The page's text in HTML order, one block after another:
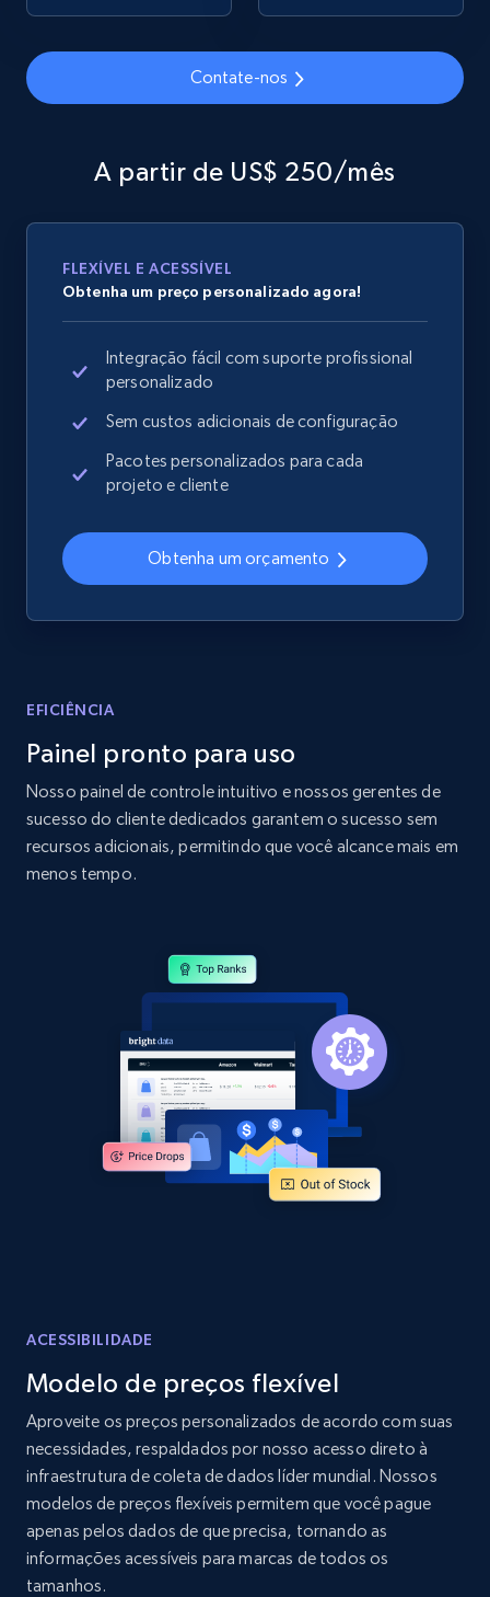
Google Shopping
more.
2.4K+ 202+ Comece agora
web using keywords
URL, Product id, Title, Product description,
Rating, Reviews count, Images, Variations, and
2.1K+ 355+ Comece agora
Home Depot US - Gather data on products
using specified keywords
Comece agora
Home Depot US - Discover products by
specified URL
URL, Domain, Country code, Model number,
Home Depot US - Discover products by
specified UPC
URL, Domain, Country code, Model number,
Sku, Product id, Product name, Manufacturer,
and more.
2.1K+
Contate-nos
A partir de US$ 250/mês
FLEXÍVEL E ACESSÍVEL
Obtenha um preço personalizado agora!
Integração fácil com suporte profissional
personalizado
Sem custos adicionais de configuração
Pacotes personalizados para cada
projeto e cliente
Obtenha um orçamento
EFICIÊNCIA
Painel pronto para uso
Nosso painel de controle intuitivo e nossos gerentes de
sucesso do cliente dedicados garantem o sucesso sem
recursos adicionais, permitindo que você alcance mais em
menos tempo.
ACESSIBILIDADE
Modelo de preços flexível
Aproveite os preços personalizados de acordo com suas
necessidades, respaldados por nosso acesso direto à
infraestrutura de coleta de dados líder mundial. Nossos
modelos de preços flexíveis permitem que você pague
apenas pelos dados de que precisa, tornando as
informações acessíveis para marcas de todos os
tamanhos.